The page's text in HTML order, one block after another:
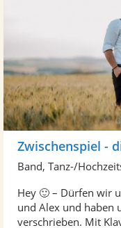
Band, Tanz-/
Hey 🙂 – Dürfen wir
und Alex und haben
verschrieben. Mit